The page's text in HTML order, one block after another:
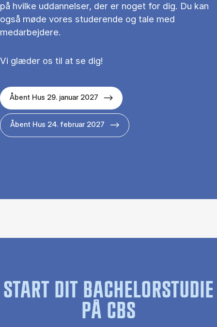
på hvilke uddannelser, der er noget for dig. Du kan
også møde vores studerende og tale med
medarbejdere.
Vi glæder os til at se dig!
Åbent Hus 29. januar 2027
Åbent Hus 24. februar 2027
START DIT BACHELORSTUDIE
PÅ CBS